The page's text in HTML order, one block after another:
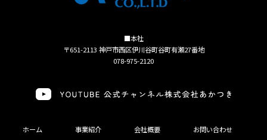
■本社
〒651-2113 神戸市西区伊川谷町谷町有瀬27番地
078-975-2120
ホーム 事業紹介 会社概要 お問い合わせ